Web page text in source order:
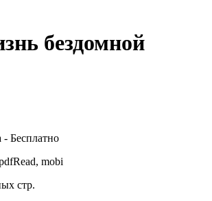
бездомной
- Бесплатно
mobi
стр.